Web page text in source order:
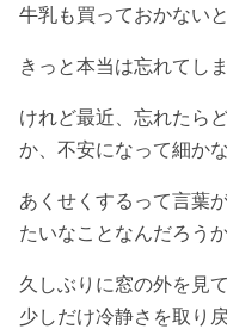
牛乳も買っておかない
きっと本当は忘れてし
けれど最近、忘れたら
か、不安になって細か
あくせくするって言葉
たいなことなんだろう
久しぶりに窓の外を見
少しだけ冷静さを取り